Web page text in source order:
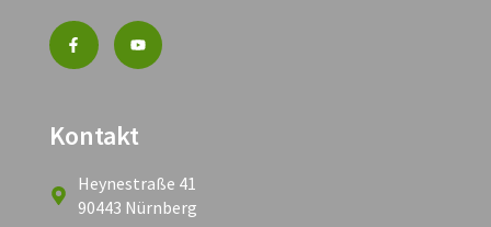
Kontakt
Heynestraße 41
90443 Nürnberg